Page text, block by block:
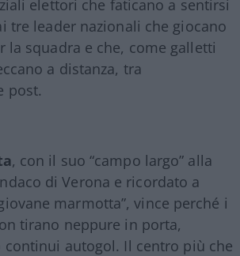
elettori che faticano a sentirsi
tre leader nazionali che giocano
la squadra e che, come galletti
a distanza, tra
post.
, con il suo “campo largo” alla
di Verona e ricordato a
marmotta”, vince perché i
tirano neppure in porta,
continui autogol. Il centro più che